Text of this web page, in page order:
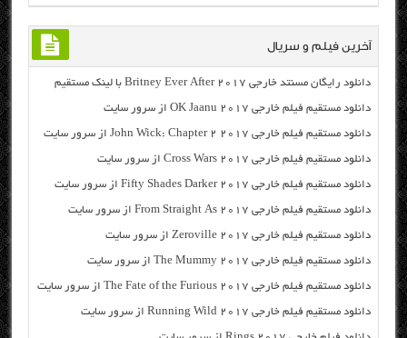
آخرین فیلم و سریال
دانلود رایگان مسنتد خارجی Britney Ever After 2017 با لینک مستقیم
دانلود مستقیم فیلم خارجی OK Jaanu 2017 از سرور سایت
دانلود مستقیم فیلم خارجی John Wick: Chapter 2 2017 از سرور سایت
دانلود مستقیم فیلم خارجی Cross Wars 2017 از سرور سایت
دانلود مستقیم فیلم خارجی Fifty Shades Darker 2017 از سرور سایت
دانلود مستقیم فیلم خارجی From Straight As 2017 از سرور سایت
دانلود مستقیم فیلم خارجی Zeroville 2017 از سرور سایت
دانلود مستقیم فیلم خارجی The Mummy 2017 از سرور سایت
دانلود مستقیم فیلم خارجی The Fate of the Furious 2017 از سرور سایت
دانلود مستقیم فیلم خارجی Running Wild 2017 از سرور سایت